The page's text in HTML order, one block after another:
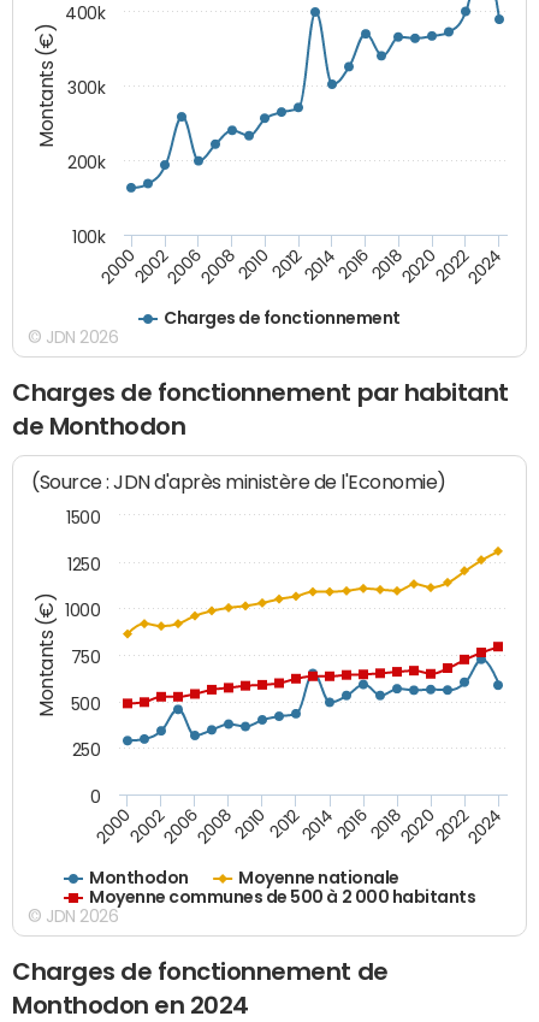
Montants (€)
Charges de fonctionnement
200020022006200820102012201420162018202020222024
100k
200k
300k
400k
© JDN 2026
Charges de fonctionnement par habitant
de Monthodon
Montants (€)
(Source : JDN d'après ministère de l'Economie)
Monthodon
Moyenne nationale
Moyenne communes de 500 à 2 000 habitants
200020022006200820102012201420162018202020222024
0
250
500
750
1000
1250
1500
© JDN 2026
Charges de fonctionnement de
Monthodon en 2024